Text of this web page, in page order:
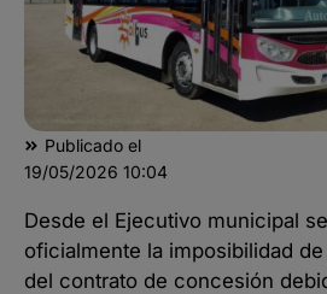
Publicado el
19/05/2026 10:04
Desde el Ejecutivo municipal
oficialmente la imposibilidad
del contrato de concesión